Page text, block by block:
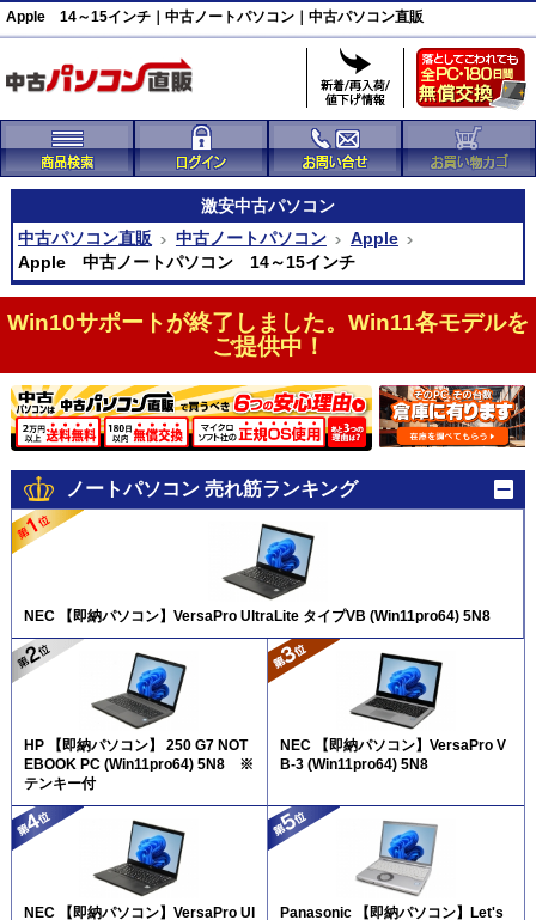
Apple 14～15インチ｜中古ノートパソコン｜中古パソコン直販
激安中古パソコン
中古パソコン直販
中古ノートパソコン
Apple
Apple 中古ノートパソコン 14～15インチ
Win10サポートが終了しました。Win11各モデルを
ご提供中！
ノートパソコン 売れ筋ランキング
NEC 【即納パソコン】VersaPro UltraLite タイプVB (Win11pro64) 5N8
HP 【即納パソコン】 250 G7 NOT
EBOOK PC (Win11pro64) 5N8 ※
テンキー付
NEC 【即納パソコン】VersaPro V
B-3 (Win11pro64) 5N8
NEC 【即納パソコン】VersaPro Ul
Panasonic 【即納パソコン】Let's